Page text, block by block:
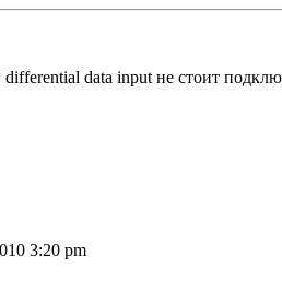
data input не стоит
3:20 pm